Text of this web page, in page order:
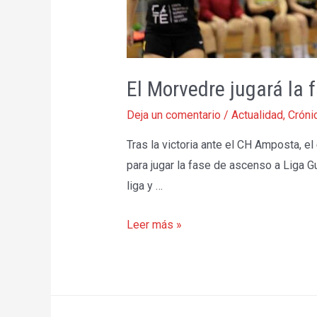
El Morvedre jugará la
Deja un comentario / Actualidad,
Tras la victoria ante el CH Amposta,
para jugar la fase de ascenso a Liga
liga y …
El
Leer más »